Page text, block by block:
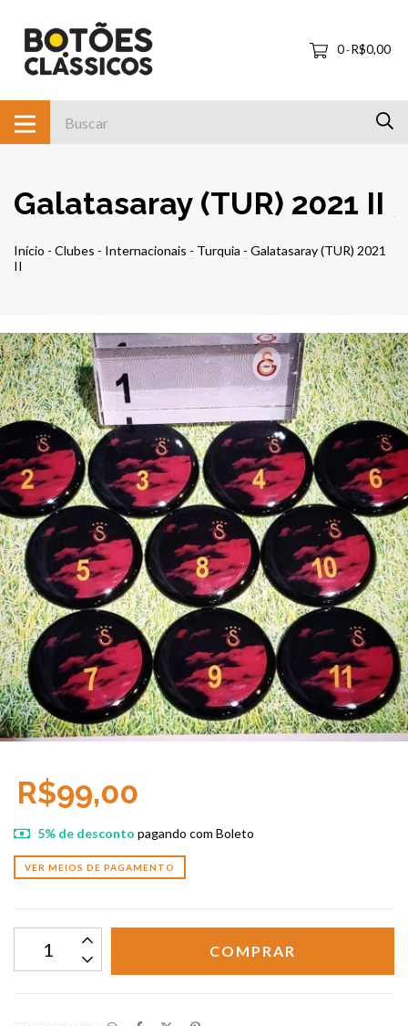
0-R$0,00
Galatasaray (TUR) 2021 II
Início - Clubes - Internacionais - Turquia - Galatasaray (TUR) 2021
II
R$99,00
5% de desconto pagando com Boleto
VER MEIOS DE PAGAMENTO